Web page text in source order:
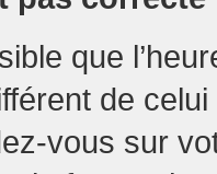
que
de
vous sur